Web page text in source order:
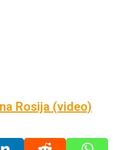
Rosija (video)